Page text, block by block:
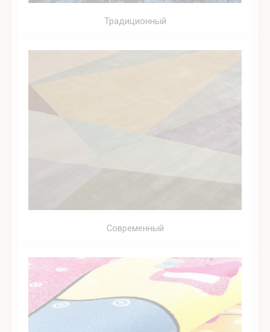
Традиционный
Современный